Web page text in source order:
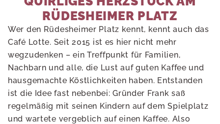
RÜDESHEIMER PLATZ
Wer den Rüdesheimer Platz kennt, kennt auch das
Café Lotte. Seit 2015 ist es hier nicht mehr
wegzudenken – ein Treffpunkt für Familien,
Nachbarn und alle, die Lust auf guten Kaffee und
hausgemachte Köstlichkeiten haben. Entstanden
ist die Idee fast nebenbei: Gründer Frank saß
regelmäßig mit seinen Kindern auf dem Spielplatz
und wartete vergeblich auf einen Kaffee. Also